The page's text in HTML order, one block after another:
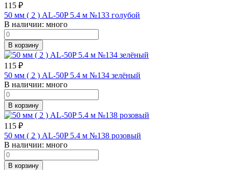
115 ₽
50 мм ( 2 ) AL-50P 5.4 м №133 голубой
В наличии: много
В корзину
115 ₽
50 мм ( 2 ) AL-50P 5.4 м №134 зелёный
В наличии: много
В корзину
115 ₽
50 мм ( 2 ) AL-50P 5.4 м №138 розовый
В наличии: много
В корзину